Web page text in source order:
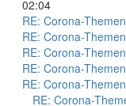
02:04
RE: Corona-Themen
RE: Corona-Themen
RE: Corona-Themen
RE: Corona-Themen
RE: Corona-Themen
RE: Corona-